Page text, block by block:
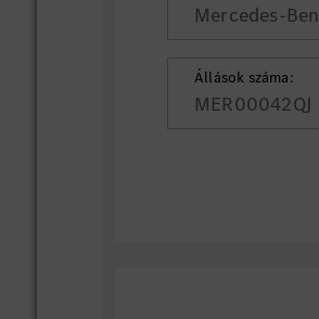
Mercedes-
Állások száma:
MER00042QJ